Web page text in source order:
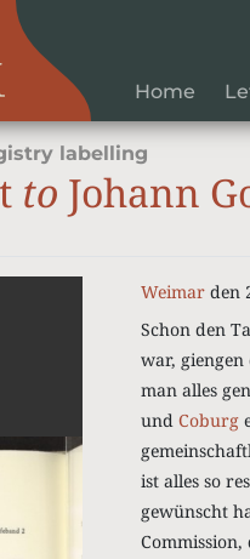
Home
labelling
to Johann
Weimarden
Schon den
war,
man alles
und Coburg
ist alles so
gewünscht